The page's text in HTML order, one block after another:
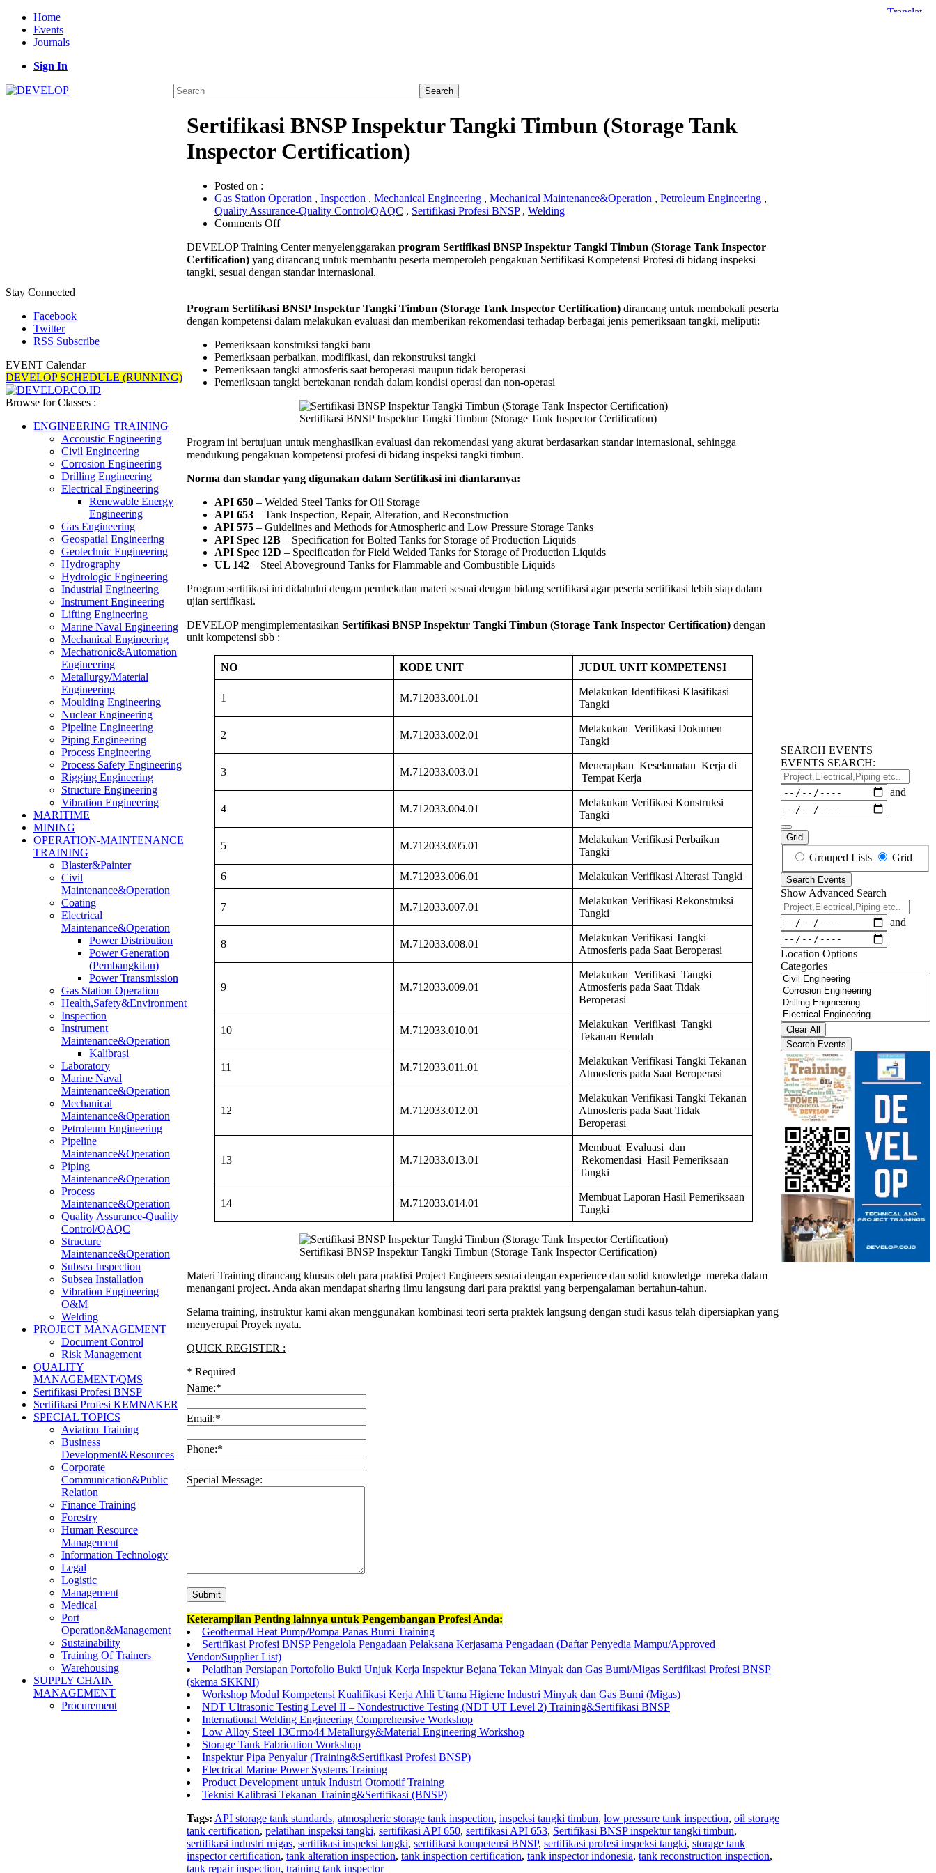
Home
Events
Journals
Sign In
Stay Connected
Facebook
Twitter
RSS Subscribe
EVENT Calendar
DEVELOP SCHEDULE (RUNNING)
Browse for Classes :
ENGINEERING TRAINING
Accoustic Engineering
Civil Engineering
Corrosion Engineering
Drilling Engineering
Electrical Engineering
Renewable Energy
Engineering
Gas Engineering
Geospatial Engineering
Geotechnic Engineering
Hydrography
Hydrologic Engineering
Industrial Engineering
Instrument Engineering
Lifting Engineering
Marine Naval Engineering
Mechanical Engineering
Mechatronic&Automation
Engineering
Metallurgy/Material
Engineering
Moulding Engineering
Nuclear Engineering
Pipeline Engineering
Piping Engineering
Process Engineering
Process Safety Engineering
Rigging Engineering
Structure Engineering
Vibration Engineering
MARITIME
MINING
OPERATION-MAINTENANCE
TRAINING
Blaster&Painter
Civil
Maintenance&Operation
Coating
Electrical
Maintenance&Operation
Power Distribution
Power Generation
(Pembangkitan)
Power Transmission
Gas Station Operation
Health,Safety&Environment
Inspection
Instrument
Maintenance&Operation
Kalibrasi
Laboratory
Marine Naval
Maintenance&Operation
Mechanical
Maintenance&Operation
Petroleum Engineering
Pipeline
Maintenance&Operation
Piping
Maintenance&Operation
Process
Maintenance&Operation
Quality Assurance-Quality
Control/QAQC
Structure
Maintenance&Operation
Subsea Inspection
Subsea Installation
Vibration Engineering
O&M
Welding
PROJECT MANAGEMENT
Document Control
Risk Management
QUALITY
MANAGEMENT/QMS
Sertifikasi Profesi BNSP
Sertifikasi Profesi KEMNAKER
SPECIAL TOPICS
Aviation Training
Business
Development&Resources
Corporate
Communication&Public
Relation
Finance Training
Forestry
Human Resource
Management
Information Technology
Legal
Logistic
Management
Medical
Port
Operation&Management
Sustainability
Training Of Trainers
Warehousing
SUPPLY CHAIN
MANAGEMENT
Procurement
Sertifikasi BNSP Inspektur Tangki Timbun (Storage Tank
Inspector Certification)
Posted on :
Gas Station Operation , Inspection , Mechanical Engineering , Mechanical Maintenance&Operation , Petroleum Engineering ,
Quality Assurance-Quality Control/QAQC , Sertifikasi Profesi BNSP, Welding
Comments Offon
BNSP
Inspektur
Tangki
Tank
Inspector
DEVELOP Training Center menyelenggarakan program Sertifikasi BNSP Inspektur Tangki Timbun (Storage Tank Inspector
Certification) yang dirancang untuk membantu peserta memperoleh pengakuan Sertifikasi Kompetensi Profesi di bidang inspeksi
tangki, sesuai dengan standar internasional.
Program Sertifikasi BNSP Inspektur Tangki Timbun (Storage Tank Inspector Certification) dirancang untuk membekali peserta
dengan kompetensi dalam melakukan evaluasi dan memberikan rekomendasi terhadap berbagai jenis pemeriksaan tangki, meliputi:
Pemeriksaan konstruksi tangki baru
Pemeriksaan perbaikan, modifikasi, dan rekonstruksi tangki
Pemeriksaan tangki atmosferis saat beroperasi maupun tidak beroperasi
Pemeriksaan tangki bertekanan rendah dalam kondisi operasi dan non-operasi
Sertifikasi BNSP Inspektur Tangki Timbun (Storage Tank Inspector Certification)
Program ini bertujuan untuk menghasilkan evaluasi dan rekomendasi yang akurat berdasarkan standar internasional, sehingga
mendukung pengakuan kompetensi profesi di bidang inspeksi tangki timbun.
Norma dan standar yang digunakan dalam Sertifikasi ini diantaranya:
API 650 – Welded Steel Tanks for Oil Storage
API 653 – Tank Inspection, Repair, Alteration, and Reconstruction
API 575 – Guidelines and Methods for Atmospheric and Low Pressure Storage Tanks
API Spec 12B – Specification for Bolted Tanks for Storage of Production Liquids
API Spec 12D – Specification for Field Welded Tanks for Storage of Production Liquids
UL 142 – Steel Aboveground Tanks for Flammable and Combustible Liquids
Program sertifikasi ini didahului dengan pembekalan materi sesuai dengan bidang sertifikasi agar peserta sertifikasi lebih siap dalam
ujian sertifikasi.
DEVELOP mengimplementasikan Sertifikasi BNSP Inspektur Tangki Timbun (Storage Tank Inspector Certification) dengan
unit kompetensi sbb :
NO KODE UNIT JUDUL UNIT KOMPETENSI
1 M.712033.001.01
Melakukan Identifikasi Klasifikasi
Tangki
2 M.712033.002.01
Melakukan Verifikasi Dokumen
Tangki
3 M.712033.003.01
Menerapkan Keselamatan Kerja di
Tempat Kerja
4 M.712033.004.01
Melakukan Verifikasi Konstruksi
Tangki
5 M.712033.005.01
Melakukan Verifikasi Perbaikan
Tangki
6 M.712033.006.01 Melakukan Verifikasi Alterasi Tangki
7 M.712033.007.01
Melakukan Verifikasi Rekonstruksi
Tangki
8 M.712033.008.01
Melakukan Verifikasi Tangki
Atmosferis pada Saat Beroperasi
9 M.712033.009.01
Melakukan Verifikasi Tangki
Atmosferis pada Saat Tidak
Beroperasi
10 M.712033.010.01
Melakukan Verifikasi Tangki
Tekanan Rendah
11 M.712033.011.01
Melakukan Verifikasi Tangki Tekanan
Atmosferis pada Saat Beroperasi
12 M.712033.012.01
Melakukan Verifikasi Tangki Tekanan
Atmosferis pada Saat Tidak
Beroperasi
13 M.712033.013.01
Membuat Evaluasi dan
Rekomendasi Hasil Pemeriksaan
Tangki
14 M.712033.014.01
Membuat Laporan Hasil Pemeriksaan
Tangki
Sertifikasi BNSP Inspektur Tangki Timbun (Storage Tank Inspector Certification)
Materi Training dirancang khusus oleh para praktisi Project Engineers sesuai dengan experience dan solid knowledge mereka dalam
menangani project. Anda akan mendapat sharing ilmu langsung dari para praktisi yang berpengalaman bertahun-tahun.
Selama training, instruktur kami akan menggunakan kombinasi teori serta praktek langsung dengan studi kasus telah dipersiapkan yang
menyerupai Proyek nyata.
QUICK REGISTER :
* Required
Name:*
Email:*
Phone:*
Special Message:
Keterampilan Penting lainnya untuk Pengembangan Profesi Anda:
Geothermal Heat Pump/Pompa Panas Bumi Training
Sertifikasi Profesi BNSP Pengelola Pengadaan Pelaksana Kerjasama Pengadaan (Daftar Penyedia Mampu/Approved
Vendor/Supplier List)
Pelatihan Persiapan Portofolio Bukti Unjuk Kerja Inspektur Bejana Tekan Minyak dan Gas Bumi/Migas Sertifikasi Profesi BNSP
(skema SKKNI)
Workshop Modul Kompetensi Kualifikasi Kerja Ahli Utama Higiene Industri Minyak dan Gas Bumi (Migas)
NDT Ultrasonic Testing Level II – Nondestructive Testing (NDT UT Level 2) Training&Sertifikasi BNSP
International Welding Engineering Comprehensive Workshop
Low Alloy Steel 13Crmo44 Metallurgy&Material Engineering Workshop
Storage Tank Fabrication Workshop
Inspektur Pipa Penyalur (Training&Sertifikasi Profesi BNSP)
Electrical Marine Power Systems Training
Product Development untuk Industri Otomotif Training
Teknisi Kalibrasi Tekanan Training&Sertifikasi (BNSP)
Tags: API storage tank standards, atmospheric storage tank inspection, inspeksi tangki timbun, low pressure tank inspection, oil storage
tank certification, pelatihan inspeksi tangki, sertifikasi API 650, sertifikasi API 653, Sertifikasi BNSP inspektur tangki timbun,
sertifikasi industri migas, sertifikasi inspeksi tangki, sertifikasi kompetensi BNSP, sertifikasi profesi inspeksi tangki, storage tank
inspector certification, tank alteration inspection, tank inspection certification, tank inspector indonesia, tank reconstruction inspection,
tank repair inspection, training tank inspector
SEARCH EVENTS
EVENTS SEARCH:
Project,Electrical,Piping
etc..
Dates and
Grid
Search
View
Type
Grouped Lists Grid
Search Events
Show Advanced Search
Project,Electrical,Piping
etc..
Dates and
Location Options
Categories
Categories
Clear All
Search Events